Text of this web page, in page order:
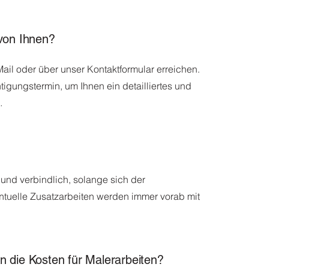
Ihnen?
oder über unser Kontaktformular erreichen.
um Ihnen ein detailliertes und
verbindlich, solange sich der
Zusatzarbeiten werden immer vorab mit
die Kosten für Malerarbeiten?